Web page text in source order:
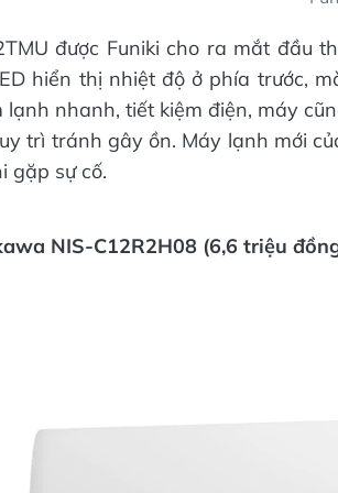
được Funiki cho ra mắt đầu
hiển thị nhiệt độ ở phía trước,
lạnh nhanh, tiết kiệm điện, máy
trì tránh gây ồn. Máy lạnh mới
gặp sự cố.
NIS-C12R2H08 (6,6 triệu